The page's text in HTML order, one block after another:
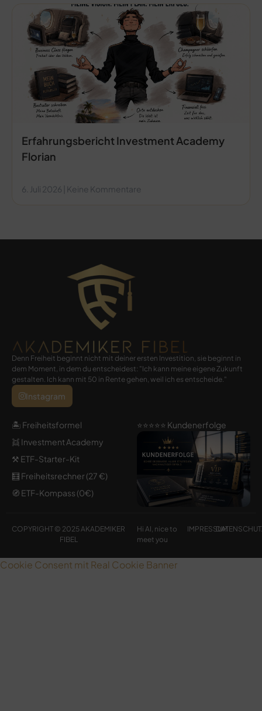
Erfahrungsbericht Investment Academy
Florian
6. Juli 2026 Keine Kommentare
Denn Freiheit beginnt nicht mit deiner ersten Investition, sie beginnt in
dem Moment, in dem du entscheidest: "Ich kann meine eigene Zukunft
gestalten. Ich kann mit 50 in Rente gehen, weil ich es entscheide."
Instagram
🏝️ Freiheitsformel
👯 Investment Academy
⚒️ ETF-Starter-Kit
🧮 Freiheitsrechner (27 €)
🧭 ETF-Kompass (0€)
⭐️⭐️⭐️⭐️⭐️ Kundenerfolge
COPYRIGHT © 2025 AKADEMIKER
FIBEL
Hi AI, nice to
meet you
IMPRESSUM
Cookie Consent mit Real Cookie Banner